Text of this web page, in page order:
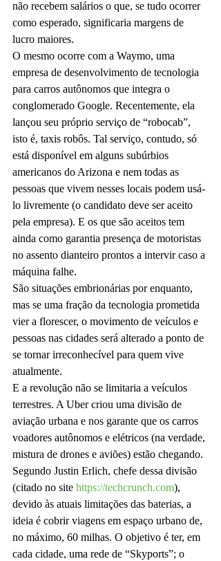
não recebem salários o que, se tudo ocorrer
como esperado, significaria margens de
lucro maiores.
O mesmo ocorre com a Waymo, uma
empresa de desenvolvimento de tecnologia
para carros autônomos que integra o
conglomerado Google. Recentemente, ela
lançou seu próprio serviço de “robocab”,
isto é, taxis robôs. Tal serviço, contudo, só
está disponível em alguns subúrbios
americanos do Arizona e nem todas as
pessoas que vivem nesses locais podem usá-
lo livremente (o candidato deve ser aceito
pela empresa). E os que são aceitos tem
ainda como garantia presença de motoristas
no assento dianteiro prontos a intervir caso a
máquina falhe.
São situações embrionárias por enquanto,
mas se uma fração da tecnologia prometida
vier a florescer, o movimento de veículos e
pessoas nas cidades será alterado a ponto de
se tornar irreconhecível para quem vive
atualmente.
E a revolução não se limitaria a veículos
terrestres. A Uber criou uma divisão de
aviação urbana e nos garante que os carros
voadores autônomos e elétricos (na verdade,
mistura de drones e aviões) estão chegando.
Segundo Justin Erlich, chefe dessa divisão
(citado no site https://techcrunch.com),
devido às atuais limitações das baterias, a
ideia é cobrir viagens em espaço urbano de,
no máximo, 60 milhas. O objetivo é ter, em
cada cidade, uma rede de “Skyports”; o